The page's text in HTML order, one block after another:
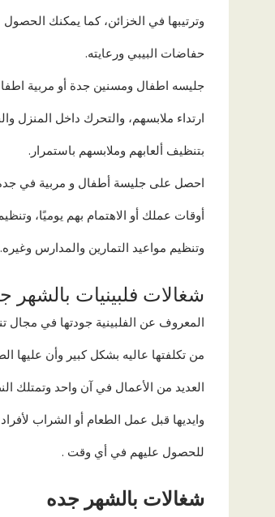
وترتيبها في الخزائن، كما يمكنك
حفاضات البيبي ورعايته.
جليسه اطفال ومسنين جدة أو مربية
ارتداء ملابسهم، والتحرك داخل المنزل
بتنظيف ألعابهم وملابسهم باستمرار.
احصل على جليسة أطفال و مربية في
أوقات عملك أو الاهتمام بهم يوميًا،
وتنظيم مواعيد التمارين والمدارس وغيره.
شغالات فلبينيات بالشهر
المعروف عن الفلبينية جودتها في مجال
من تكلفتها عاليه بشكل كبير وأن عليها
العديد من الأعمال في آن واحد وتمتلك
وايديها قبل عمل الطعام أو الشراب
للحصول عليهم في أي وقت .
شغالات بالشهر جده